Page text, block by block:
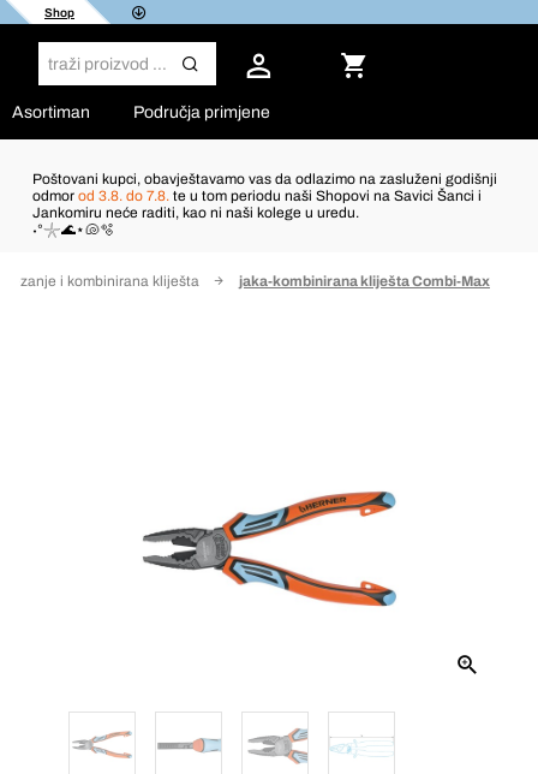
Shop
Asortiman Područja primjene
Poštovani kupci, obavještavamo vas da odlazimo na zasluženi godišnji
odmor od 3.8. do 7.8. te u tom periodu naši Shopovi na Savici Šanci i
Jankomiru neće raditi, kao ni naši kolege u uredu.
˖°𓇼🌊⋆🐚🫧
rezanje i kombinirana kliješta jaka-kombinirana kliješta Combi-Max